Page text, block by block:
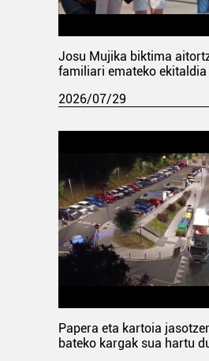
Josu Mujika biktima
familiari emateko ekitaldia
2026/07/29
Papera eta kartoia
bateko kargak sua hartu